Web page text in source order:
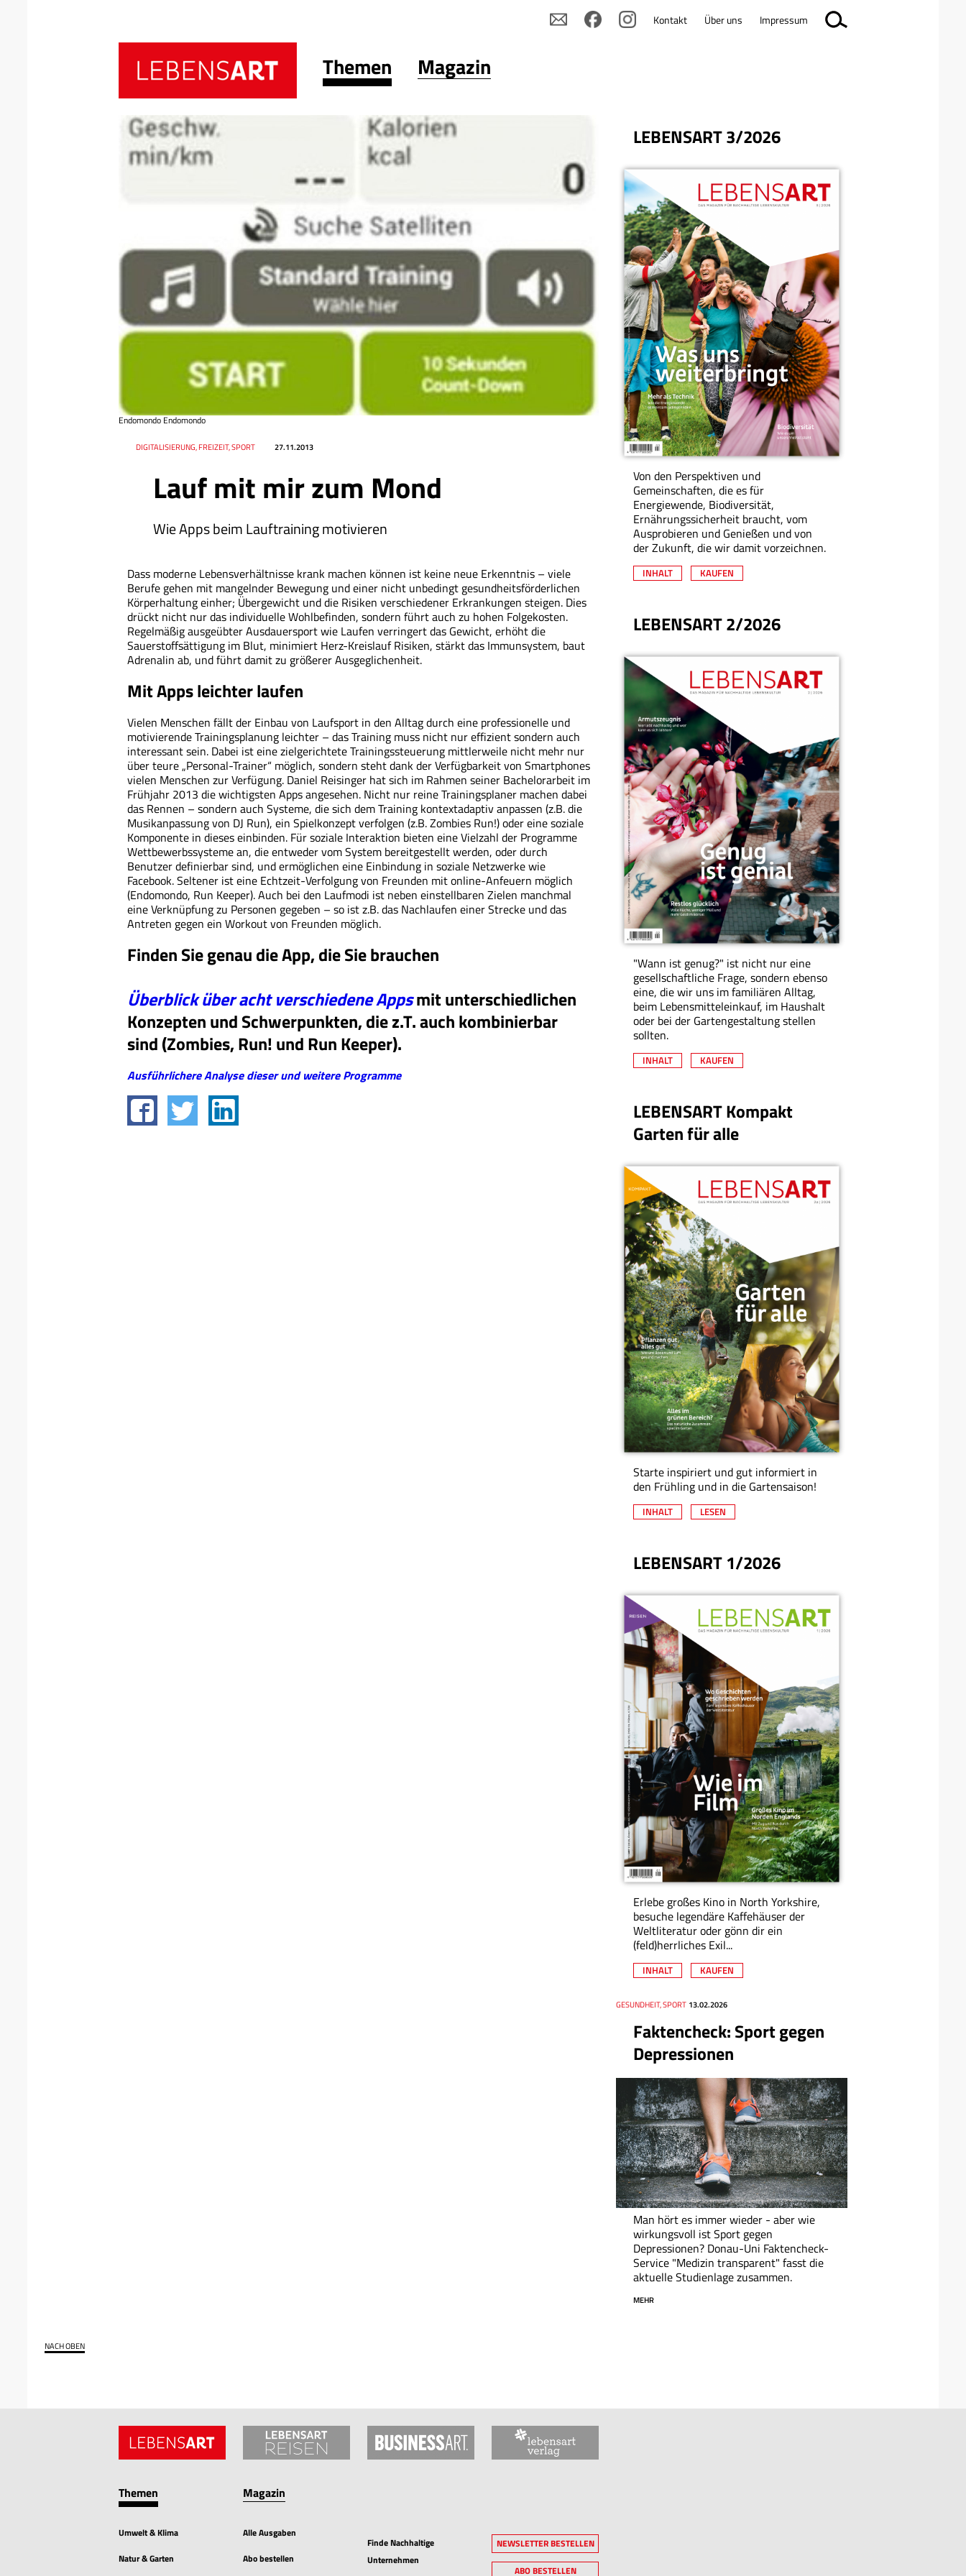
Themen Magazin
Lauf mit mir zum Mond
Wie Apps beim Lauftraining motivieren
Datum 27.11.2013
RessortDIGITALISIERUNG, FREIZEIT, SPORT
Endomondo Endomondo
Dass moderne Lebensverhältnisse krank machen können ist keine neue Erkenntnis – viele
Berufe gehen mit mangelnder Bewegung und einer nicht unbedingt gesundheitsförderlichen
Körperhaltung einher; Übergewicht und die Risiken verschiedener Erkrankungen steigen. Dies
drückt nicht nur das individuelle Wohlbefinden, sondern führt auch zu hohen Folgekosten.
Regelmäßig ausgeübter Ausdauersport wie Laufen verringert das Gewicht, erhöht die
Sauerstoffsättigung im Blut, minimiert Herz-Kreislauf Risiken, stärkt das Immunsystem, baut
Adrenalin ab, und führt damit zu größerer Ausgeglichenheit.
Mit Apps leichter laufen
Vielen Menschen fällt der Einbau von Laufsport in den Alltag durch eine professionelle und
motivierende Trainingsplanung leichter – das Training muss nicht nur effizient sondern auch
interessant sein. Dabei ist eine zielgerichtete Trainingssteuerung mittlerweile nicht mehr nur
über teure „Personal-Trainer“ möglich, sondern steht dank der Verfügbarkeit von Smartphones
vielen Menschen zur Verfügung. Daniel Reisinger hat sich im Rahmen seiner Bachelorarbeit im
Frühjahr 2013 die wichtigsten Apps angesehen. Nicht nur reine Trainingsplaner machen dabei
das Rennen – sondern auch Systeme, die sich dem Training kontextadaptiv anpassen (z.B. die
Musikanpassung von DJ Run), ein Spielkonzept verfolgen (z.B. Zombies Run!) oder eine soziale
Komponente in dieses einbinden. Für soziale Interaktion bieten eine Vielzahl der Programme
Wettbewerbssysteme an, die entweder vom System bereitgestellt werden, oder durch
Benutzer definierbar sind, und ermöglichen eine Einbindung in soziale Netzwerke wie
Facebook. Seltener ist eine Echtzeit-Verfolgung von Freunden mit online-Anfeuern möglich
(Endomondo, Run Keeper). Auch bei den Laufmodi ist neben einstellbaren Zielen manchmal
eine Verknüpfung zu Personen gegeben – so ist z.B. das Nachlaufen einer Strecke und das
Antreten gegen ein Workout von Freunden möglich.
Finden Sie genau die App, die Sie brauchen
Überblick über acht verschiedene Appsmit unterschiedlichen
Konzepten und Schwerpunkten, die z.T. auch kombinierbar
sind (Zombies, Run! und Run Keeper).
Ausführlichere Analyse dieser und weitere Programme
LEBENSART 3/2026
Von den Perspektiven und
Gemeinschaften, die es für
Energiewende, Biodiversität,
Ernährungssicherheit braucht, vom
Ausprobieren und Genießen und von
der Zukunft, die wir damit vorzeichnen.
INHALT KAUFEN
LEBENSART 2/2026
"Wann ist genug?" ist nicht nur eine
gesellschaftliche Frage, sondern ebenso
eine, die wir uns im familiären Alltag,
beim Lebensmitteleinkauf, im Haushalt
oder bei der Gartengestaltung stellen
sollten.
INHALT KAUFEN
LEBENSART Kompakt
Garten für alle
Starte inspiriert und gut informiert in
den Frühling und in die Gartensaison!
INHALT LESEN
LEBENSART 1/2026
Erlebe großes Kino in North Yorkshire,
besuche legendäre Kaffehäuser der
Weltliteratur oder gönn dir ein
(feld)herrliches Exil...
INHALT KAUFEN
Faktencheck: Sport gegen
Depressionen
Thema
GESUNDHEIT, SPORT
Datum 13.02.2026
Man hört es immer wieder - aber wie
wirkungsvoll ist Sport gegen
Depressionen? Donau-Uni Faktencheck-
Service "Medizin transparent" fasst die
aktuelle Studienlage zusammen.
MEHR
NACH OBEN
Themen
Umwelt & Klima
Natur & Garten
Magazin
Alle Ausgaben
Abo bestellen
Finde Nachhaltige
Unternehmen
NEWSLETTER BESTELLEN
ABO BESTELLEN
Kontakt Über uns Impressum